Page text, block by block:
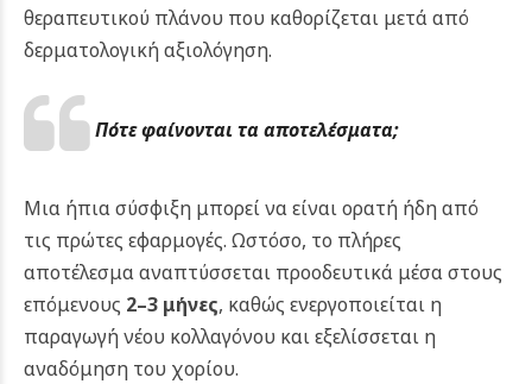
θεραπευτικού πλάνου που καθορίζεται μετά από
δερματολογική αξιολόγηση.
Πότε φαίνονται τα αποτελέσματα;
Μια ήπια σύσφιξη μπορεί να είναι ορατή ήδη από
τις πρώτες εφαρμογές. Ωστόσο, το πλήρες
αποτέλεσμα αναπτύσσεται προοδευτικά μέσα στους
επόμενους 2–3 μήνες, καθώς ενεργοποιείται η
παραγωγή νέου κολλαγόνου και εξελίσσεται η
αναδόμηση του χορίου.